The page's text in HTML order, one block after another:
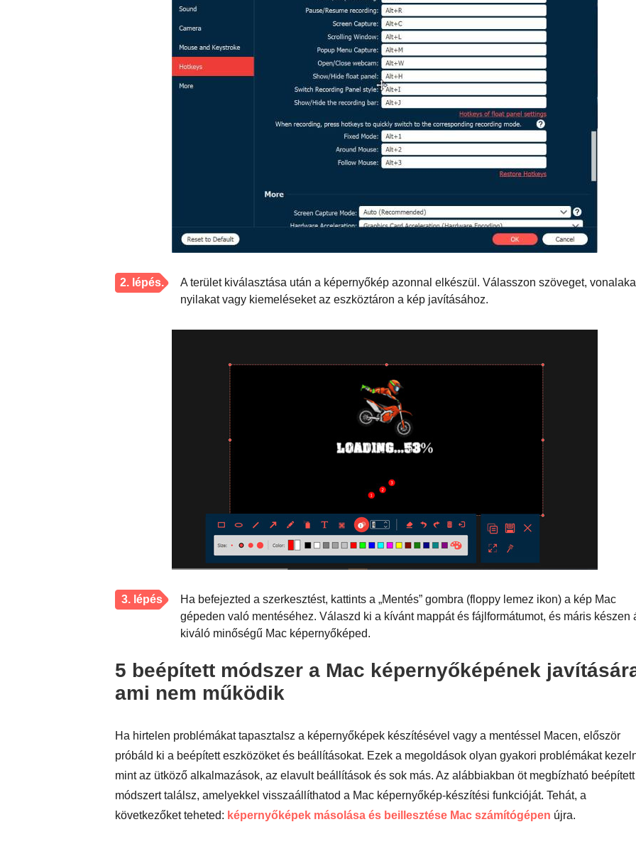
2. lépés.
A terület kiválasztása után a képernyőkép azonnal elkészül. Válasszon szöveget,
nyilakat vagy kiemeléseket az eszköztáron a kép javításához.
3. lépés
Ha befejezted a szerkesztést, kattints a „Mentés” gombra (floppy lemez ikon) a kép Mac
gépeden való mentéséhez. Válaszd ki a kívánt mappát és fájlformátumot, és máris készen
kiváló minőségű Mac képernyőképed.
5 beépített módszer a Mac képernyőképének
ami nem működik
Ha hirtelen problémákat tapasztalsz a képernyőképek készítésével vagy a mentéssel Macen, először
próbáld ki a beépített eszközöket és beállításokat. Ezek a megoldások olyan gyakori problémákat
mint az ütköző alkalmazások, az elavult beállítások és sok más. Az alábbiakban öt megbízható beépített
módszert találsz, amelyekkel visszaállíthatod a Mac képernyőkép-készítési funkcióját. Tehát, a
következőket teheted: képernyőképek másolása és beillesztése Mac számítógépen újra.